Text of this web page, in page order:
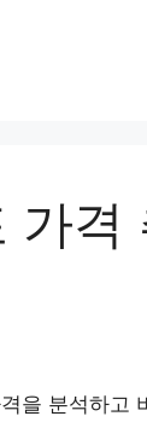
가격
을 분석하고